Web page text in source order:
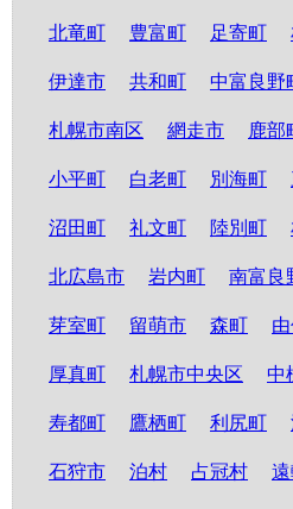
北竜町 豊富町 足寄町
伊達市 共和町 中富良野
札幌市南区 網走市 鹿部
小平町 白老町 別海町
沼田町 礼文町 陸別町
北広島市 岩内町 南富良
芽室町 留萌市 森町
厚真町 札幌市中央区 中
寿都町 鷹栖町 利尻町
石狩市 泊村 占冠村